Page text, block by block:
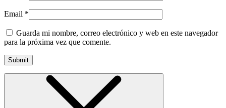
Email *
Guarda mi nombre, correo electrónico y web en este navegador
para la próxima vez que comente.